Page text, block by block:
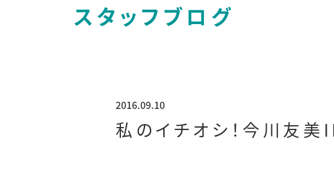
スタッフブログ
2016.09.10
私のイチオシ！今川友美